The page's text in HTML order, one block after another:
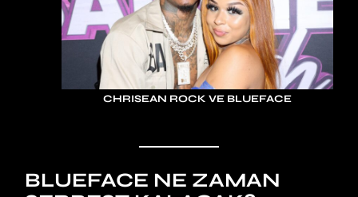
CHRISEAN ROCK VE BLUEFACE
BLUEFACE NE ZAMAN